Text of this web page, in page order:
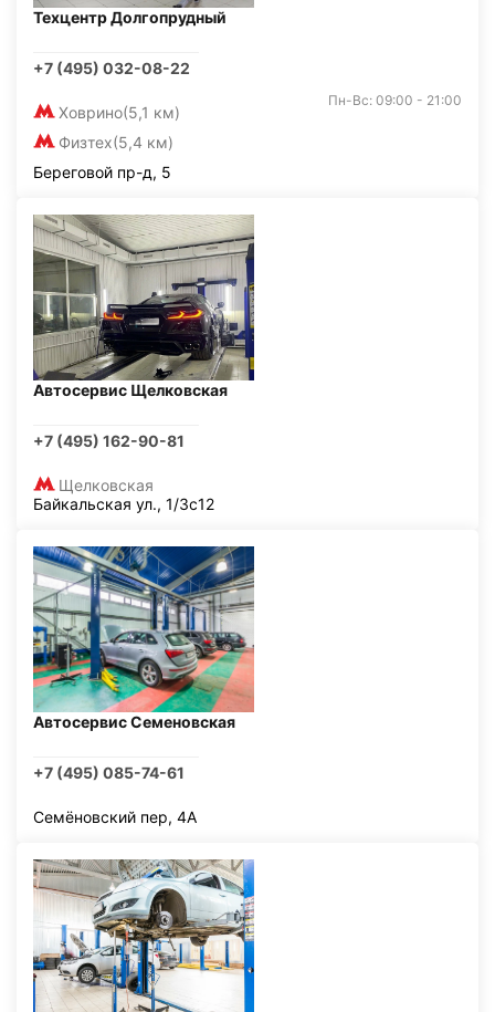
Техцентр Долгопрудный
+7 (495) 032-08-22
Ховрино(5,1 км)
Физтех(5,4 км)
Пн-Вс: 09:00 - 21:00
Береговой пр-д, 5
Автосервис Щелковская
+7 (495) 162-90-81
Щелковская
Байкальская ул., 1/3с12
Автосервис Семеновская
+7 (495) 085-74-61
Семёновский пер, 4А